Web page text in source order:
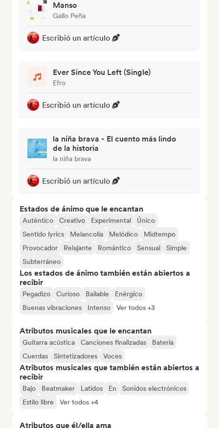
Manso
Gallo Peña
Escribió un artículo
Ever Since You Left (Single)
Efro
Escribió un artículo
la niña brava - El cuento más lindo
de la historia
la niña brava
Escribió un artículo
Estados de ánimo que le encantan
Auténtico Creativo Experimental
Único
Sentido lyrics
Melancolía Melódico
Midtempo
Provocador
Relajante Romántico Sensual
Simple
Subterráneo
Los estados de ánimo también están abiertos a
recibir
Pegadizo Curioso Bailable
Enérgico
Buenas vibraciones
Intenso Ver todos +3
Atributos musicales que le encantan
Guitarra acústica Canciones finalizadas
Batería
Cuerdas
Sintetizadores Voces
Atributos musicales que también están abiertos a
recibir
Bajo Beatmaker Latidos En
Sonidos electrónicos
Estilo libre
Ver todos +4
Atributos que él/ella ama